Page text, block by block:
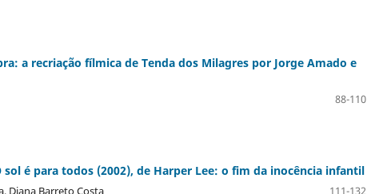
a recriação fílmica de Tenda dos Milagres por Jorge Amado e
88-110
é para todos (2002), de Harper Lee: o fim da inocência infantil